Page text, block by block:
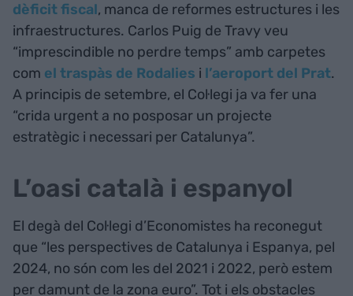
dèficit fiscal, manca de reformes estructures i les
infraestructures. Carlos Puig de Travy veu
“imprescindible no perdre temps” amb carpetes
com el traspàs de Rodalies i l’aeroport del Prat.
A principis de setembre, el Col·legi ja va fer una
“crida urgent a no posposar un projecte
estratègic i necessari per Catalunya”.
L’oasi català i espanyol
El degà del Col·legi d’Economistes ha reconegut
que “les perspectives de Catalunya i Espanya, pel
2024, no són com les del 2021 i 2022, però estem
per damunt de la zona euro”. Tot i els obstacles